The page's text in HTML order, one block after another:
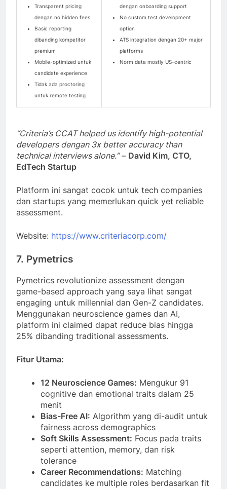
Transparent pricing
dengan no hidden fees
Basic reporting
dibanding kompetitor
premium
Mobile-optimized untuk
candidate experience
Tidak ada proctoring
untuk remote testing
dengan onboarding support
No custom test development
option
ATS integration dengan 20+ major
platforms
Norm data mostly US-centric
“Criteria’s CCAT helped us identify high-potential
developers dengan 3x better accuracy than
technical interviews alone.”– David Kim, CTO,
EdTech Startup
Platform ini sangat cocok untuk tech companies
dan startups yang memerlukan quick yet reliable
assessment.
Website: https://www.criteriacorp.com/
7. Pymetrics
Pymetrics revolutionize assessment dengan
game-based approach yang saya lihat sangat
engaging untuk millennial dan Gen-Z candidates.
Menggunakan neuroscience games dan AI,
platform ini claimed dapat reduce bias hingga
25% dibanding traditional assessments.
Fitur Utama:
12 Neuroscience Games: Mengukur 91
cognitive dan emotional traits dalam 25
menit
Bias-Free AI: Algorithm yang di-audit untuk
fairness across demographics
Soft Skills Assessment: Focus pada traits
seperti attention, memory, dan risk
tolerance
Career Recommendations: Matching
candidates ke multiple roles berdasarkan fit